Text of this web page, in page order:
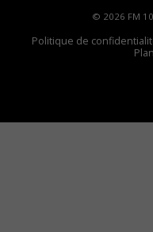
© 2026 FM
Politique de